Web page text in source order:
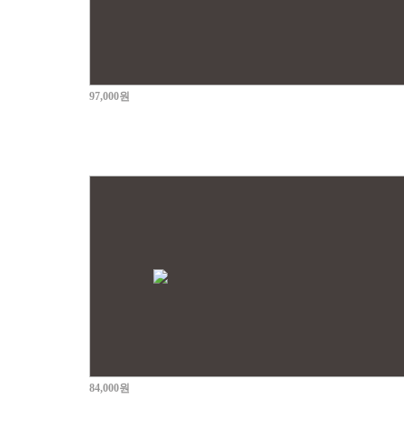
97,000원
84,000원